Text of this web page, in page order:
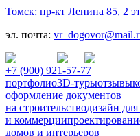
Томск: пр-кт Ленина 85, 2
эл. почта:
+7 (900) 921-57-77
портфолио3D-турыотзывы
оформление документов
на строительстводизайн для
и коммерции
домов и интерьеров